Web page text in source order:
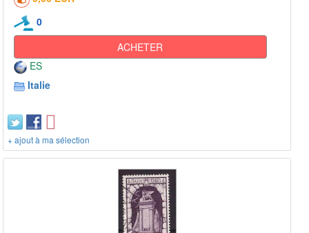
0
ACHETER
ES
Italie
+ ajout à ma sélection